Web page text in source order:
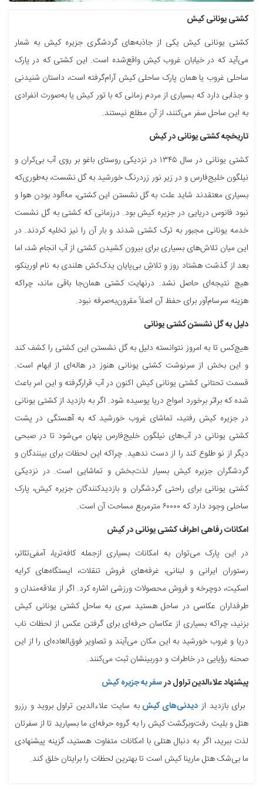
کشتی یونانی کیش
کشتی یونانی کیش یکی از جاذبه‌های گردشگری جزیره کیش به شمار
می‌آید که در خیابان غروب کیش واقع‌شده است. این کشتی که در پارک
ساحلی غروب یا همان پارک ساحلی کیش آرام‌گرفته است، داستان شنیدنی
و جذابی دارد که بسیاری از مردم زمانی که با تور کیش یا به‌صورت انفرادی
به این ساحل سفر می‌کنند، از آن مطلع نیستند.
تاریخچه کشتی یونانی در کیش
کشتی یونانی در سال ۱۳۴۵ در نزدیکی روستای باغو بر روی آب بی‌کران و
نیلگون خلیج‌فارس و در زیر نور زردرنگ خورشید به گل نشست، به‌طوری‌که
بسیاری معتقدند شاید علت به گل نشستن این کشتی، مه‌آلود بودن هوا و
نبود فانوس دریایی در جزیره کیش بود. درزمانی که کشتی به گل نشست
خدمه یونانی مجبور به ترک کشتی شدند و بار آن را نیز تخلیه کردند. در
این میان تلاش‌های بسیاری برای بیرون کشیدن کشتی از آب انجام شد، اما
بعد از گذشت هشتاد روز و تلاشِ بی‌پایان یدک‌کش هلندی به نام اورینکو،
هیچ نتیجه‌ای حاصل نشد. درنهایت کشتی همان‌جا باقی ماند، چراکه
هزینه سرسام‌آور برای حفظ آن اصلاً مقرون‌به‌صرفه نبود.
دلیل به گل نشستن کشتی یونانی
هیچ‌کس تا به امروز نتوانسته دلیل به گل نشستن این کشتی را کشف کند
و این بخش از سرنوشت کشتی یونانی هنوز در هاله‌ای از ابهام است.
قسمت تحتانی کشتی یونانی کیش اکنون در آب قرارگرفته و این امر باعث
شده که براثر برخورد امواج دریا پوسیده شود. اگر به بازدید از کشتی یونانی
در جزیره کیش رفتید، تماشای غروب خورشید که به آهستگی در پشت
کشتی یونانی در آب‌های نیلگون خلیج‌فارس پنهان می‌شود تا در صبحی
دیگر از نو طلوع کند را از دست ندهید. چراکه این لحظات برای بینندگان و
گردشگران جزیره کیش بسیار لذت‌بخش و تماشایی است. در نزدیکی
کشتی یونانی برای راحتی گردشگران و بازدیدکنندگان جزیره کیش، پارک
ساحلی وجود دارد که ۶۰۰۰۰ مترمربع مساحت آن است.
امکانات رفاهی اطراف کشتی یونانی در کیش
در این پارک می‌توان به امکانات بسیاری ازجمله کافه‌تریا، آمفی‌تئاتر،
رستوران ایرانی و لبنانی، غرفه‌های فروش تنقلات، ایستگاه‌های کرایه
اسکیت، دوچرخه و فروش محصولات ورزشی اشاره کرد. اگر از علاقه‌مندان و
طرفداران عکاسی در ساحل هستید سری به ساحل کشتی یونانی کیش
بزنید، چراکه بسیاری از عکاسان حرفه‌ای برای گرفتن عکس از لحظات ناب
دریا و غروب خورشید به این مکان می‌آیند و تصاویر فوق‌العاده‌ای را از این
صحنه رؤیایی در خاطرات و دوربینشان ثبت می‌کنند.
پیشنهاد علاءالدین تراول درسفر به جزیره کیش
برای بازدید از دیدنی‌های کیش به سایت علاءالدین تراول بروید و رزرو
هتل و بلیت رفت‌وبرگشت کیش را به گروه حرفه‌ای ما بسپارید تا از سفرتان
لذت ببرید، اگر به دنبال هتلی با امکانات متفاوت هستید، گزینه پیشنهادی
ما بی‌شک هتل مارینا کیش است تا بهترین لحظات را برایتان خلق کند.